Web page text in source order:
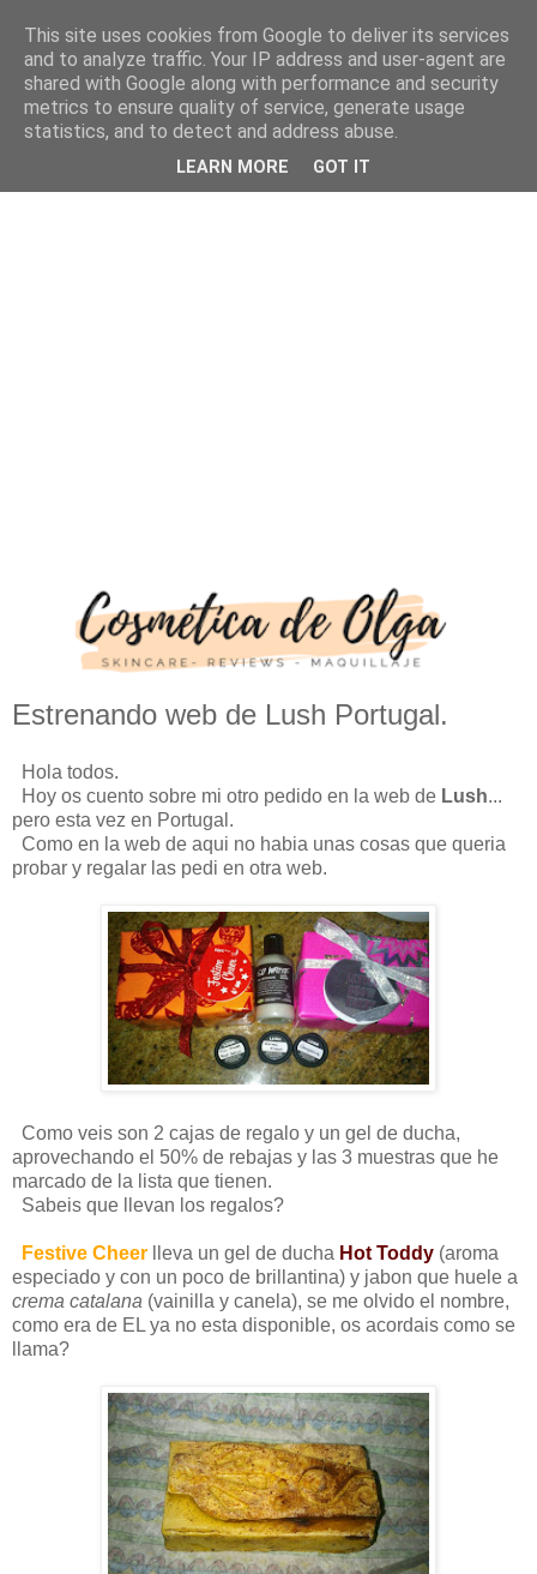
Estrenando web de Lush Portugal.
Hola todos.
Hoy os cuento sobre mi otro pedido en la web de Lush...
pero esta vez en Portugal.
Como en la web de aqui no habia unas cosas que queria
probar y regalar las pedi en otra web.
Como veis son 2 cajas de regalo y un gel de ducha,
aprovechando el 50% de rebajas y las 3 muestras que he
marcado de la lista que tienen.
Sabeis que llevan los regalos?
Festive Cheer lleva un gel de ducha Hot Toddy (aroma
especiado y con un poco de brillantina) y jabon que huele a
crema catalana (vainilla y canela), se me olvido el nombre,
como era de EL ya no esta disponible, os acordais como se
llama?
This site uses cookies from Google to deliver its services
and to analyze traffic. Your IP address and user-agent are
shared with Google along with performance and security
metrics to ensure quality of service, generate usage
statistics, and to detect and address abuse.
LEARN MORE GOT IT